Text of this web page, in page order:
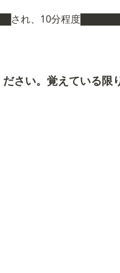
れ、10分程度
さい。覚えている限